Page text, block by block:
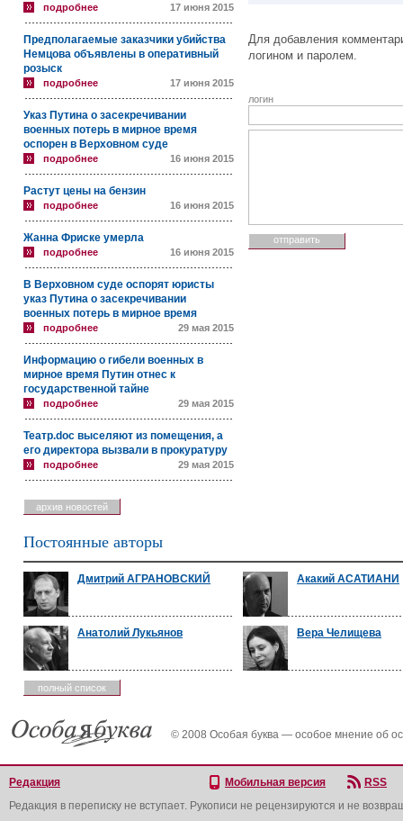
подробнее 17 июня 2015
Предполагаемые заказчики убийства
Немцова объявлены в оперативный
розыск
подробнее 17 июня 2015
Указ Путина о засекречивании
военных потерь в мирное время
оспорен в Верховном суде
подробнее 16 июня 2015
Растут цены на бензин
подробнее 16 июня 2015
Жанна Фриске умерла
подробнее 16 июня 2015
В Верховном суде оспорят юристы
указ Путина о засекречивании
военных потерь в мирное время
подробнее 29 мая 2015
Информацию о гибели военных в
мирное время Путин отнес к
государственной тайне
подробнее 29 мая 2015
Театр.doc выселяют из помещения, а
его директора вызвали в прокуратуру
подробнее 29 мая 2015
архив новостей
Для добавления
логином и паролем.
логин
Постоянные авторы
Дмитрий АГРАНОВСКИЙ Акакий АСАТИАНИ
Анатолий Лукьянов Вера Челищева
полный список
© 2008 Особая буква — особое мнение об
Редакция Мобильная версия
RSS
Редакция в переписку не вступает. Рукописи не рецензируются и не